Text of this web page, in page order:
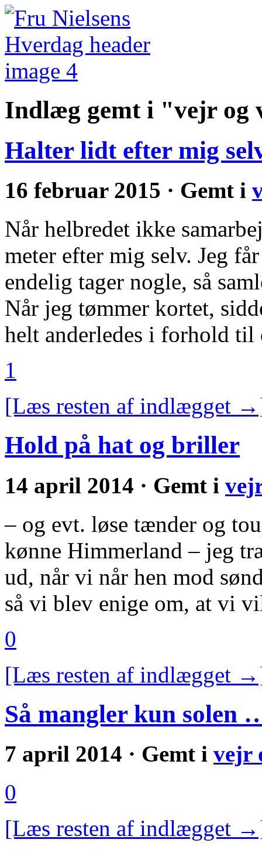
Indlæg gemt i "vejr og
Halter lidt efter mig
16 februar 2015 · Gemt i
Når helbredet ikke
meter efter mig selv. Jeg
endelig tager nogle, så
Når jeg tømmer kortet,
helt anderledes i forhold
1
[Læs resten af indlægget
Hold på hat og briller
14 april 2014 · Gemt i
– og evt. løse tænder og
kønne Himmerland – jeg
ud, når vi når hen mod
så vi blev enige om, at vi
0
[Læs resten af indlægget
Så mangler kun solen
7 april 2014 · Gemt i vejr
0
[Læs resten af indlægget